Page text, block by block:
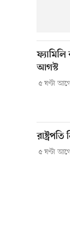
আগস্ট
৫ ঘণ্টা
৫ ঘণ্টা